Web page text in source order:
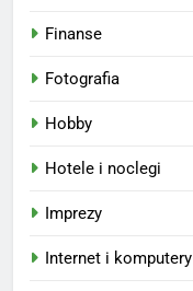
Finanse
Fotografia
Hobby
Hotele i noclegi
Imprezy
Internet i komputery